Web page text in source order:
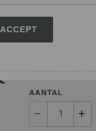
ACCEPT
pendikte 5,0
9,32 $ excl.
AANTAL